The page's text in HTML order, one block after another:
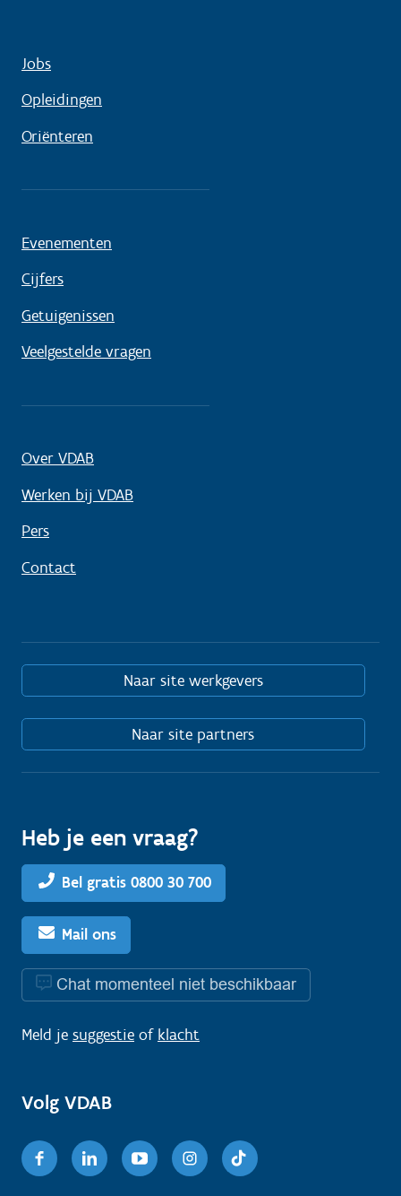
Jobs
Opleidingen
Oriënteren
Evenementen
Cijfers
Getuigenissen
Veelgestelde vragen
Over VDAB
Werken bij VDAB
Pers
Contact
Naar site werkgevers
Naar site partners
Heb je een vraag?
Bel gratis 0800 30 700
Mail ons
Chat momenteel niet beschikbaar
Meld je suggestie of klacht
Volg VDAB
FacebookLinkedinYoutubeInstagram